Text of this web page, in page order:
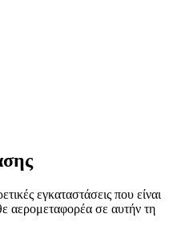
εγκαταστάσεις που είναι
αερομεταφορέα σε αυτήν τη